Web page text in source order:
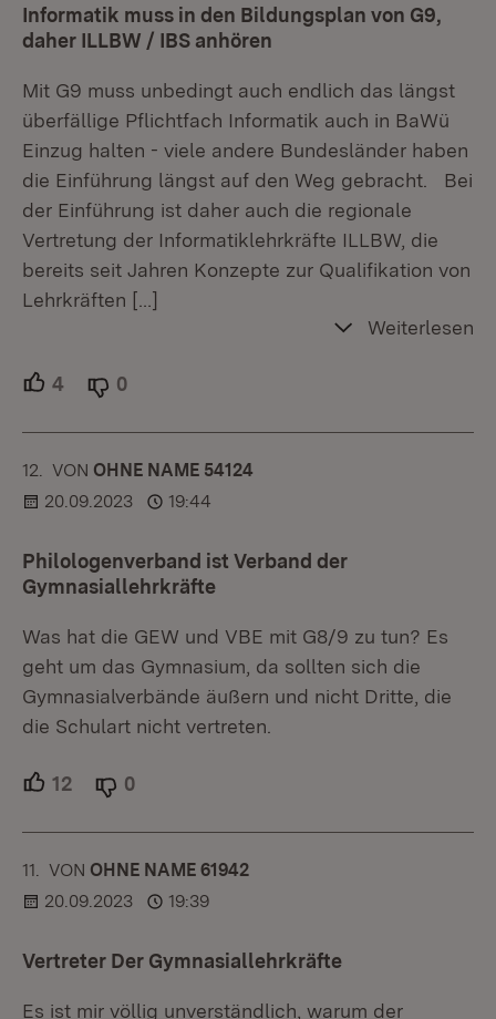
Informatik muss in den Bildungsplan von G9,
daher ILLBW / IBS anhören
Mit G9 muss unbedingt auch endlich das längst
überfällige Pflichtfach Informatik auch in BaWü
Einzug halten - viele andere Bundesländer haben
die Einführung längst auf den Weg gebracht. Bei
der Einführung ist daher auch die regionale
Vertretung der Informatiklehrkräfte ILLBW, die
bereits seit Jahren Konzepte zur Qualifikation von
Lehrkräften […]
Weiterlesen
4 Unterstützer.
0
12. KOMMENTAR
VON :OHNE NAME 54124
20.09.2023
19:44
Philologenverband ist Verband der
Gymnasiallehrkräfte
Was hat die GEW und VBE mit G8/9 zu tun? Es
geht um das Gymnasium, da sollten sich die
Gymnasialverbände äußern und nicht Dritte, die
die Schulart nicht vertreten.
12 Unterstützer.
0
11. KOMMENTAR
VON :OHNE NAME 61942
20.09.2023
19:39
Vertreter Der Gymnasiallehrkräfte
Es ist mir völlig unverständlich, warum der